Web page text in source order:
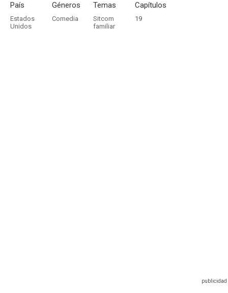
País
Estados
Unidos
Géneros
Comedia
Temas
Sitcom
familiar
Capítulos
19